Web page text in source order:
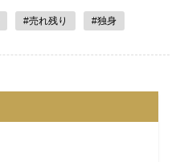
#売れ残り #独身